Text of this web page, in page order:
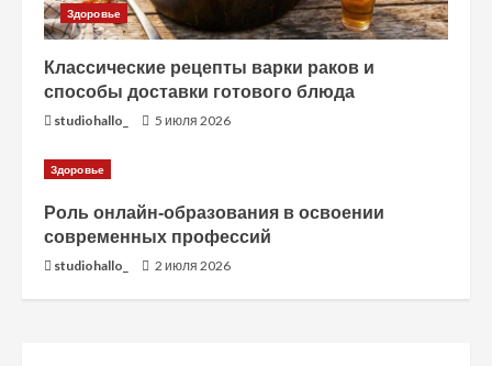
Здоровье
Классические рецепты варки раков и
способы доставки готового блюда
studiohallo_ 5 июля 2026
Здоровье
Роль онлайн-образования в освоении
современных профессий
studiohallo_ 2 июля 2026